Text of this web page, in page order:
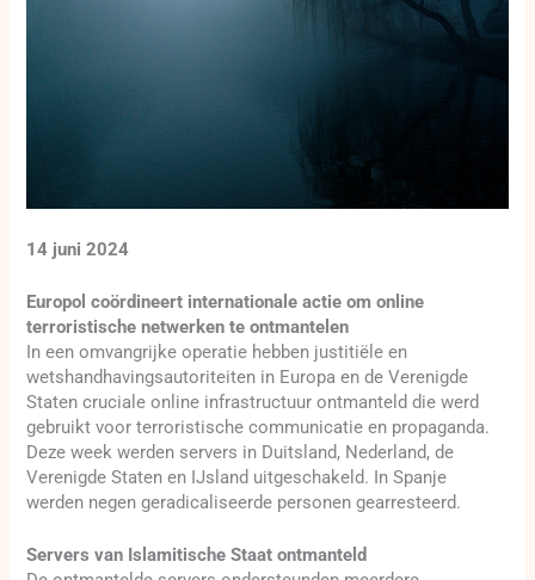
14 juni 2024
Europol coördineert internationale actie om online
terroristische netwerken te ontmantelen
In een omvangrijke operatie hebben justitiële en
wetshandhavingsautoriteiten in Europa en de Verenigde
Staten cruciale online infrastructuur ontmanteld die werd
gebruikt voor terroristische communicatie en propaganda.
Deze week werden servers in Duitsland, Nederland, de
Verenigde Staten en IJsland uitgeschakeld. In Spanje
werden negen geradicaliseerde personen gearresteerd.
Servers van Islamitische Staat ontmanteld